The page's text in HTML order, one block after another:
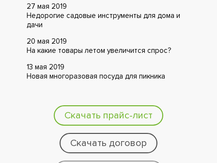
27 мая 2019
Недорогие садовые инструменты для дома и
дачи
20 мая 2019
На какие товары летом увеличится спрос?
13 мая 2019
Новая многоразовая посуда для пикника
Скачать прайс-лист
Скачать договор